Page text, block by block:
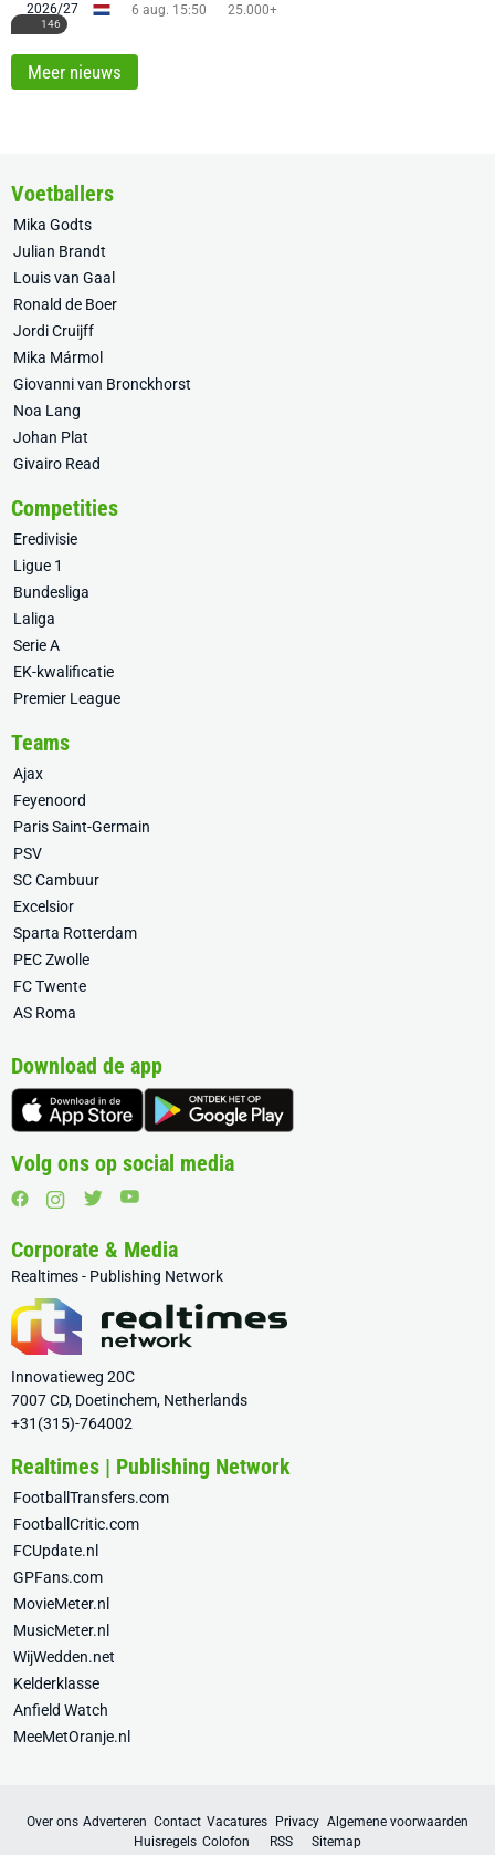
146
6 aug. 15:50 25.000+
Meer nieuws
Voetballers
Mika Godts
Julian Brandt
Louis van Gaal
Ronald de Boer
Jordi Cruijff
Mika Mármol
Giovanni van Bronckhorst
Noa Lang
Johan Plat
Givairo Read
Competities
Eredivisie
Ligue 1
Bundesliga
Laliga
Serie A
EK-kwalificatie
Premier League
Teams
Ajax
Feyenoord
Paris Saint-Germain
PSV
SC Cambuur
Excelsior
Sparta Rotterdam
PEC Zwolle
FC Twente
AS Roma
Download de app
Volg ons op social media
Corporate & Media
Realtimes - Publishing Network
Innovatieweg 20C
7007 CD, Doetinchem, Netherlands
+31(315)-764002
Realtimes | Publishing Network
FootballTransfers.com
FootballCritic.com
FCUpdate.nl
GPFans.com
MovieMeter.nl
MusicMeter.nl
WijWedden.net
Kelderklasse
Anfield Watch
MeeMetOranje.nl
Over ons Adverteren Contact Vacatures Privacy Algemene voorwaarden
Huisregels Colofon RSS Sitemap